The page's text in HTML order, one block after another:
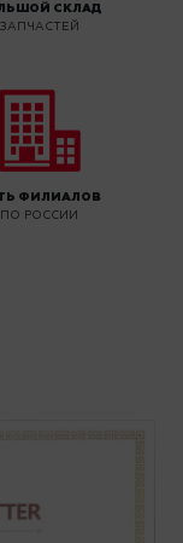
СКЛАД
ЗАПЧАСТЕЙ
ФИЛИАЛОВ
ПО РОССИИ